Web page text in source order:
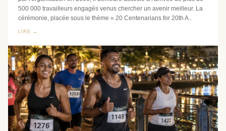
500 000 travailleurs engagés venus chercher un avenir meilleur. La
cérémonie, placée sous le thème « 20 Centenarians for 20th A..
LIRE →